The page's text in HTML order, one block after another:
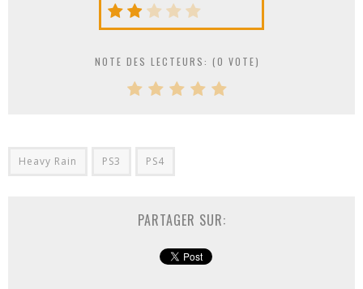
NOTE DES LECTEURS: (0 VOTE)
Heavy Rain PS3 PS4
PARTAGER SUR: